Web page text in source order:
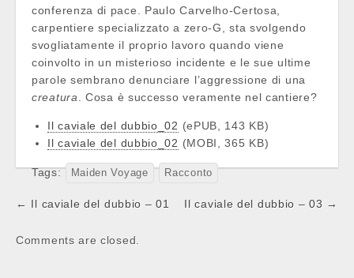
conferenza di pace. Paulo Carvelho-Certosa,
carpentiere specializzato a zero-G, sta svolgendo
svogliatamente il proprio lavoro quando viene
coinvolto in un misterioso incidente e le sue ultime
parole sembrano denunciare l’aggressione di una
creatura
. Cosa è successo veramente nel cantiere?
Il caviale del dubbio_02 (ePUB, 143 KB)
Il caviale del dubbio_02 (MOBI, 365 KB)
Tags: Maiden Voyage Racconto
Post
← Il caviale del dubbio – 01 Il caviale del dubbio – 03 →
Comments are closed.